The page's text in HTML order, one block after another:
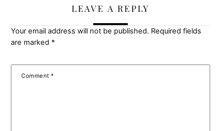
LEAVE A REPLY
Your email address will not be published. Required fields
are marked *
Comment*